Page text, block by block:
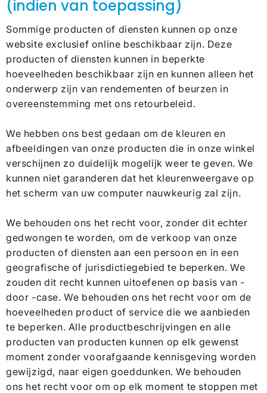
(indien van toepassing)
Sommige producten of diensten kunnen op onze
website exclusief online beschikbaar zijn. Deze
producten of diensten kunnen in beperkte
hoeveelheden beschikbaar zijn en kunnen alleen het
onderwerp zijn van rendementen of beurzen in
overeenstemming met ons retourbeleid.
We hebben ons best gedaan om de kleuren en
afbeeldingen van onze producten die in onze winkel
verschijnen zo duidelijk mogelijk weer te geven. We
kunnen niet garanderen dat het kleurenweergave op
het scherm van uw computer nauwkeurig zal zijn.
We behouden ons het recht voor, zonder dit echter
gedwongen te worden, om de verkoop van onze
producten of diensten aan een persoon en in een
geografische of jurisdictiegebied te beperken. We
zouden dit recht kunnen uitoefenen op basis van -
door -case. We behouden ons het recht voor om de
hoeveelheden product of service die we aanbieden
te beperken. Alle productbeschrijvingen en alle
producten van producten kunnen op elk gewenst
moment zonder voorafgaande kennisgeving worden
gewijzigd, naar eigen goeddunken. We behouden
ons het recht voor om op elk moment te stoppen met